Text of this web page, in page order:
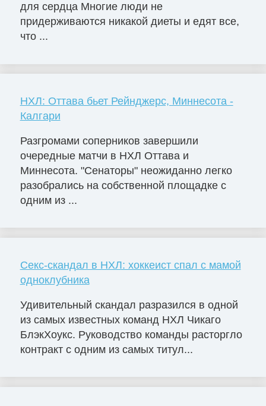
для сердца Многие люди не
придерживаются никакой диеты и едят все,
что ...
НХЛ: Оттава бьет Рейнджерс, Миннесота -
Калгари
Разгромами соперников завершили
очередные матчи в НХЛ Оттава и
Миннесота. "Сенаторы" неожиданно легко
разобрались на собственной площадке с
одним из ...
Секс-скандал в НХЛ: хоккеист спал с мамой
одноклубника
Удивительный скандал разразился в одной
из самых известных команд НХЛ Чикаго
БлэкХоукс. Руководство команды расторгло
контракт с одним из самых титул...